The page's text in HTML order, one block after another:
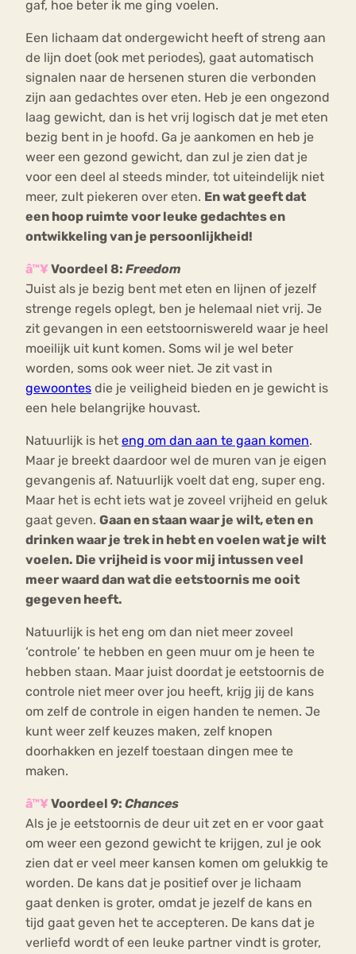
gaf, hoe beter ik me ging voelen.
Een lichaam dat ondergewicht heeft of streng aan
de lijn doet (ook met periodes), gaat automatisch
signalen naar de hersenen sturen die verbonden
zijn aan gedachtes over eten. Heb je een ongezond
laag gewicht, dan is het vrij logisch dat je met eten
bezig bent in je hoofd. Ga je aankomen en heb je
weer een gezond gewicht, dan zul je zien dat je
voor een deel al steeds minder, tot uiteindelijk niet
meer, zult piekeren over eten. En wat geeft dat
een hoop ruimte voor leuke gedachtes en
ontwikkeling van je persoonlijkheid!
â™¥Voordeel 8: Freedom
Juist als je bezig bent met eten en lijnen of jezelf
strenge regels oplegt, ben je helemaal niet vrij. Je
zit gevangen in een eetstoorniswereld waar je heel
moeilijk uit kunt komen. Soms wil je wel beter
worden, soms ook weer niet. Je zit vast in
gewoontes die je veiligheid bieden en je gewicht is
een hele belangrijke houvast.
Natuurlijk is het eng om dan aan te gaan komen.
Maar je breekt daardoor wel de muren van je eigen
gevangenis af. Natuurlijk voelt dat eng, super eng.
Maar het is echt iets wat je zoveel vrijheid en geluk
gaat geven. Gaan en staan waar je wilt, eten en
drinken waar je trek in hebt en voelen wat je wilt
voelen. Die vrijheid is voor mij intussen veel
meer waard dan wat die eetstoornis me ooit
gegeven heeft.
Natuurlijk is het eng om dan niet meer zoveel
‘controle’ te hebben en geen muur om je heen te
hebben staan. Maar juist doordat je eetstoornis de
controle niet meer over jou heeft, krijg jij de kans
om zelf de controle in eigen handen te nemen. Je
kunt weer zelf keuzes maken, zelf knopen
doorhakken en jezelf toestaan dingen mee te
maken.
â™¥Voordeel 9: Chances
Als je je eetstoornis de deur uit zet en er voor gaat
om weer een gezond gewicht te krijgen, zul je ook
zien dat er veel meer kansen komen om gelukkig te
worden. De kans dat je positief over je lichaam
gaat denken is groter, omdat je jezelf de kans en
tijd gaat geven het te accepteren. De kans dat je
verliefd wordt of een leuke partner vindt is groter,